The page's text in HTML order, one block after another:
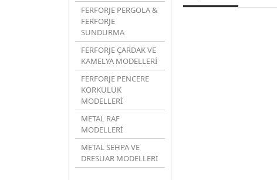
FERFORJE PERGOLA &
FERFORJE
SUNDURMA
FERFORJE ÇARDAK VE
KAMELYA MODELLERİ
FERFORJE PENCERE
KORKULUK
MODELLERİ
METAL RAF
MODELLERİ
METAL SEHPA VE
DRESUAR MODELLERİ